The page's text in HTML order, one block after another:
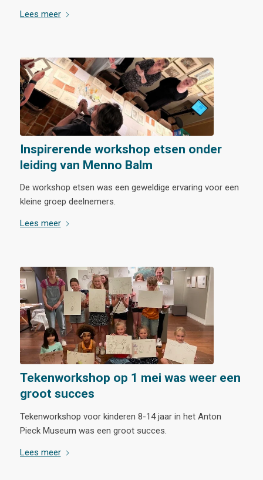
Lees meer
Inspirerende workshop etsen onder
leiding van Menno Balm
De workshop etsen was een geweldige ervaring voor een
kleine groep deelnemers.
Lees meer
Tekenworkshop op 1 mei was weer een
groot succes
Tekenworkshop voor kinderen 8-14 jaar in het Anton
Pieck Museum was een groot succes.
Lees meer